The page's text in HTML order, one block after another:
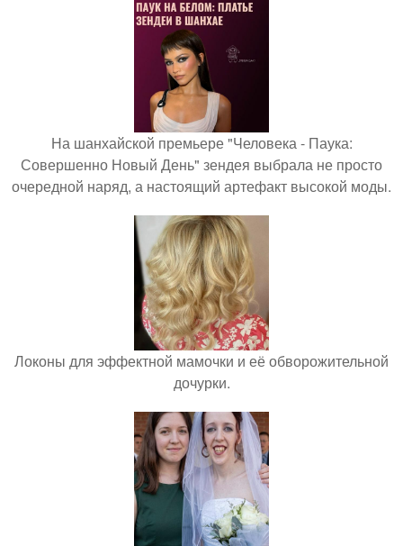
На шанхайской премьере "Человека - Паука:
Совершенно Новый День" зендея выбрала не просто
очередной наряд, а настоящий артефакт высокой моды.
Локоны для эффектной мамочки и её обворожительной
дочурки.